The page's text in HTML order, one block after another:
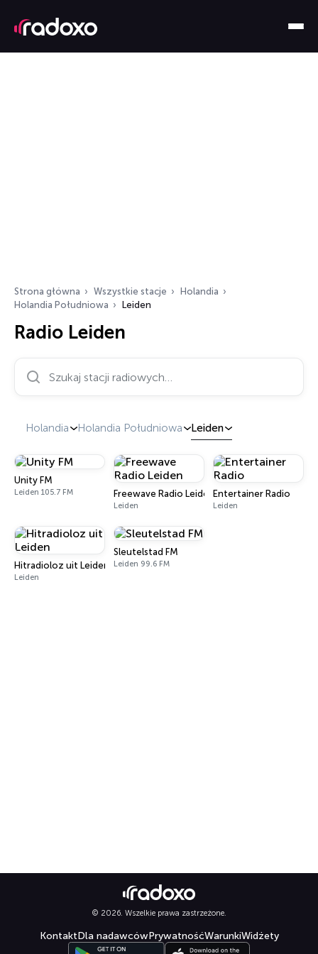
Strona główna Wszystkie stacje
Holandia
Holandia Południowa
Leiden
Radio Leiden
Holandia Holandia Południowa Leiden
Unity FM
Leiden 105.7 FM Freewave Radio Leiden
Leiden
Entertainer Radio
Leiden
Hitradioloz uit Leiden
Leiden
Sleutelstad FM
Leiden 99.6 FM
© 2026. Wszelkie prawa zastrzeżone.
KontaktDla nadawcówPrywatnośćWarunkiWidżety